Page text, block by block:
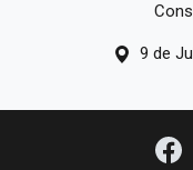
9 de